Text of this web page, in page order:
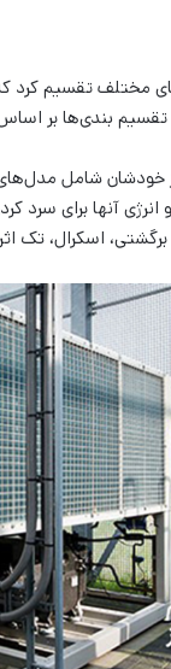
مختلف تقسیم کرد
تقسیم بندی‌ها بر
خودشان شامل
انرژی آنها برای
برگشتی، اسکرال، تک